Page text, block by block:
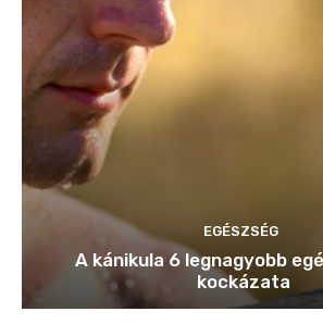
EGÉSZSÉG
A kánikula 6 legnagyobb
kockázata